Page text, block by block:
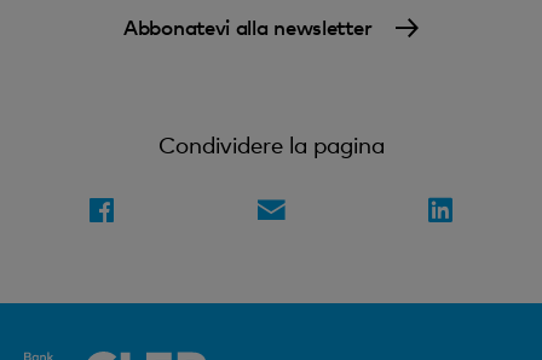
Abbonatevi alla newsletter
Condividere la pagina